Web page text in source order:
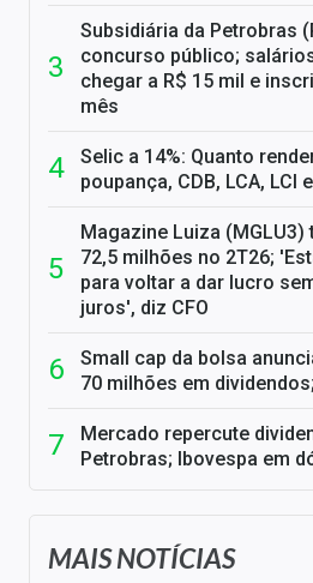
Subsidiária da Petrobras
concurso público;
chegar a R$ 15 mil e
mês
Selic a 14%: Quanto
poupança, CDB, LCA, LCI
Magazine Luiza (MGLU3)
72,5 milhões no 2T26;
para voltar a dar lucro
juros', diz CFO
Small cap da bolsa
70 milhões em
Mercado repercute
Petrobras; Ibovespa em
MAIS NOTÍCIAS